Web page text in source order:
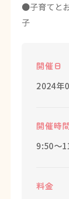
●子育てと
子
開催日
2024年
開催時
9:50～
料金